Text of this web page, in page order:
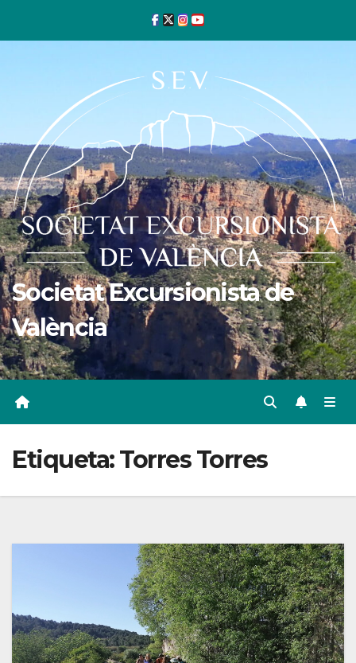
Societat Excursionista de
València
Etiqueta:Torres Torres